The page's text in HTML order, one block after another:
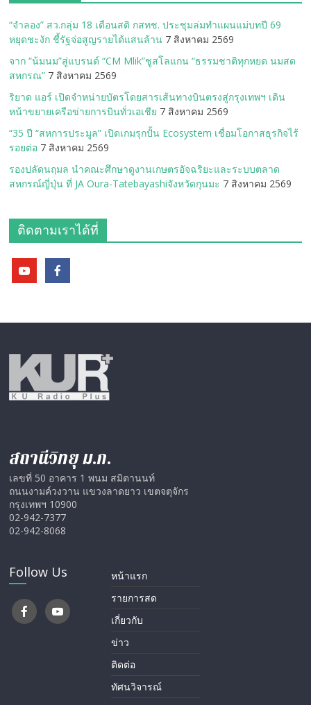
“จำลอง” สว.กลุ่ม 18 เตือนสติ กสทช. ประชุมล่มทำแผนแม่บทปี 69
หยุดชะงัก ชี้รัฐจ่อสูญรายได้แสนล้าน 7 สิงหาคม 2569
จาก “น้มนม”สู่แบรนด์ “CM Mlik”ชูสโลแกน “ธรรมชาติทุกหยด นมสด
สหกรณ” 7 สิงหาคม 2569
ริยาด แอร์ เปิดจำหน่ายบัตรโดยสารเส้นทางบินตรงสู่กรุงเทพฯ เดิน
หน้าขยายเครือข่ายการบินทั่วเอเชีย 7 สิงหาคม 2569
“35 ปี “สหการประมูล” เปิดเกมรุกปั้น Ecosystem เชื่อมโอกาสธุรกิจไร้
รอยต่อ 7 สิงหาคม 2569
รองปลัดนฤมล นำคณะศึกษาดูงานเกษตรอัจฉริยะและระบบตลาด
สหกรณ์ญี่ปุ่น ที่ JA Oura-Tatebayashiจังหวัดกุนมะ 7 สิงหาคม 2569
ติดตามเราได้ที่
สถานีวิทยุ ม.ก.
เลขที่ 50 อาคาร 1 พนม สมิตานนท์
ถนนงามค์วงวาน แขวงลาดยาว เขตจตุจักร
กรุงเทพฯ 10900
02-942-7377
02-942-8068
Follow Us
หน้าแรก
รายการสด
เกี่ยวกับ
ข่าว
ติดต่อ
ทัศนวิจารณ์